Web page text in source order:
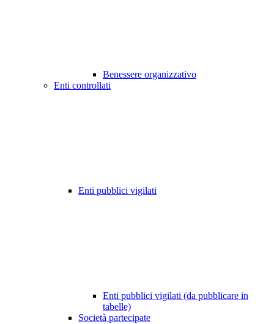
Benessere organizzativo
Enti controllati
Enti pubblici vigilati
Enti pubblici vigilati (da pubblicare in
tabelle)
Società partecipate